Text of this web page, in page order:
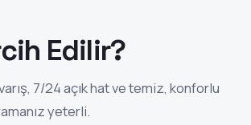
Edilir?
7/24 açık hat ve temiz, konforlu
yeterli.